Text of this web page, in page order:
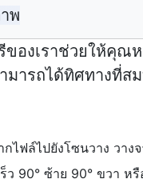
พ
องเราช่วยให้คุณ
มารถได้ทิศทางที่
ไฟล์ไปยังโซนวาง วา
ว 90° ซ้าย 90° ขวา